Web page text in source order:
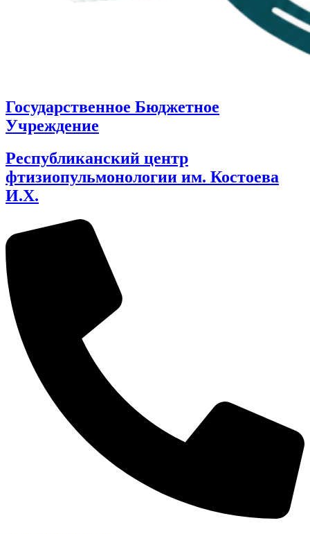
Государственное Бюджетное
Учреждение
Республиканский центр
фтизиопульмонологии им. Костоева
И.Х.